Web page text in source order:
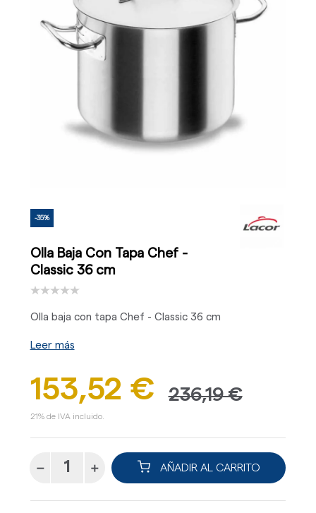
-35%
Olla Baja Con Tapa Chef -
Classic 36 cm
Olla baja con tapa Chef - Classic 36 cm
Leer más
153,52 € 236,19 €
21% de IVA incluido.
AÑADIR AL CARRITO